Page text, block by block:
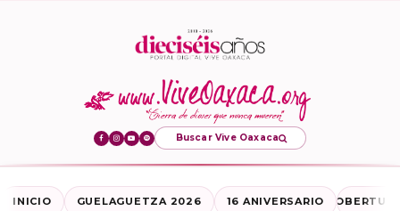
Buscar Vive Oaxaca
INICIO GUELAGUETZA 2026 16 ANIVERSARIO